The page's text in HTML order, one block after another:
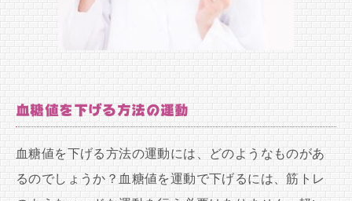
血糖値を下げる方法の運動
血糖値を下げる方法の運動には、どのようなものがあ
るのでしょうか？血糖値を運動で下げるには、筋トレ